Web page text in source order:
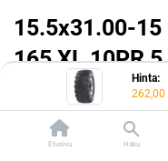
Hinta:
262,00
Etusivu Haku
15.5x31.00-15
165 XL 10PR 5
8904365511961
262,00